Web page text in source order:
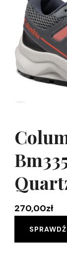
270,00zł